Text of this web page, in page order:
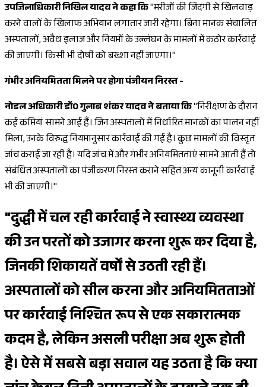
उपजिलाधिकारी निखिल यादव ने कहा कि"मरीजों की जिंदगी से खिलवाड़
करने वालों के खिलाफ अभियान लगातार जारी रहेगा। बिना मानक संचालित
अस्पतालों, अवैध इलाज और नियमों के उल्लंघन के मामलों में कठोर कार्रवाई
की जाएगी। किसी भी दोषी को बख्शा नहीं जाएगा।"
गंभीर अनियमितता मिलने पर होगा पंजीयन निरस्त -
नोडल अधिकारी डॉ0 गुलाब शंकर यादव ने बताया कि"निरीक्षण के दौरान
कई कमियां सामने आई हैं। जिन अस्पतालों में निर्धारित मानकों का पालन नहीं
मिला, उनके विरुद्ध नियमानुसार कार्रवाई की गई है। कुछ मामलों की विस्तृत
जांच कराई जा रही है। यदि जांच में और गंभीर अनियमितताएं सामने आती हैं तो
संबंधित अस्पतालों का पंजीकरण निरस्त कराने सहित अन्य कानूनी कार्रवाई
भी की जाएगी।"
"दुद्धी में चल रही कार्रवाई ने स्वास्थ्य व्यवस्था
की उन परतों को उजागर करना शुरू कर दिया है,
जिनकी शिकायतें वर्षों से उठती रही हैं।
अस्पतालों को सील करना और अनियमितताओं
पर कार्रवाई निश्चित रूप से एक सकारात्मक
कदम है, लेकिन असली परीक्षा अब शुरू होती
है। ऐसे में सबसे बड़ा सवाल यह उठता है कि क्या